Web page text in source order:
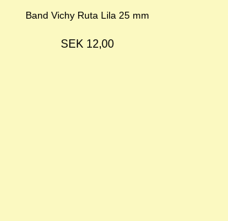
Band Vichy Ruta Lila 25 mm
SEK 12,00